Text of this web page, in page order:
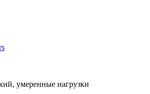
умеренные нагрузки